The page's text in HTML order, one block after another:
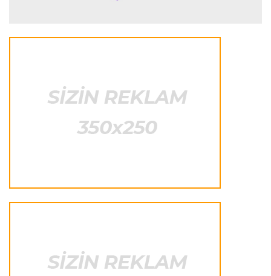
"Atletiko"nun müdafiəçisi "Aston Villa"ya keçir
"Maklaren" Verstappen üçün komandadakı
balansı pozmamalıdır"
"Nyukasl"ın yeni baş məşqçisi açıqlandı